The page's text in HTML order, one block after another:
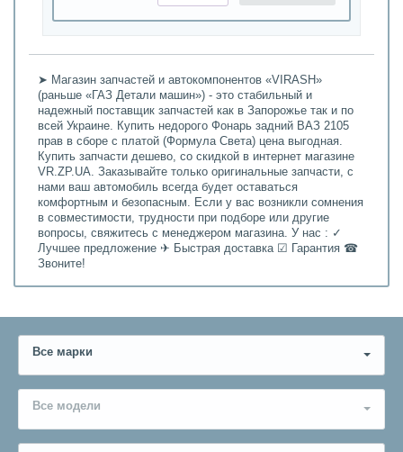
➤ Магазин запчастей и автокомпонентов «VIRASH»
(раньше «ГАЗ Детали машин») - это стабильный и
надежный поставщик запчастей как в Запорожье так и по
всей Украине. Купить недорого Фонарь задний ВАЗ 2105
прав в сборе с платой (Формула Света) цена выгодная.
Купить запчасти дешево, со скидкой в интернет магазине
VR.ZP.UA. Заказывайте только оригинальные запчасти, с
нами ваш автомобиль всегда будет оставаться
комфортным и безопасным. Если у вас возникли сомнения
в совместимости, трудности при подборе или другие
вопросы, свяжитесь с менеджером магазина. У нас : ✓
Лучшее предложение ✈ Быстрая доставка ☑ Гарантия ☎
Звоните!
Все марки
Все модели